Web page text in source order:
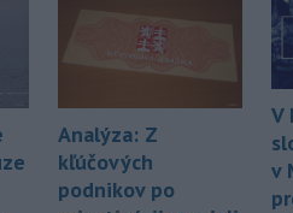
to v
Analýza: Z
kľúčových
podnikov po
V
v